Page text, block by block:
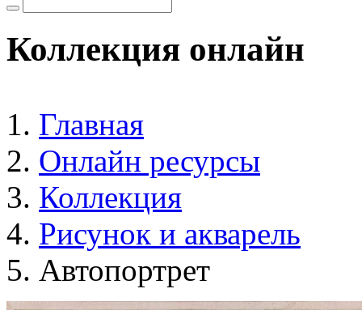
Коллекция онлайн
Главная
Онлайн ресурсы
Коллекция
Рисунок и акварель
Автопортрет